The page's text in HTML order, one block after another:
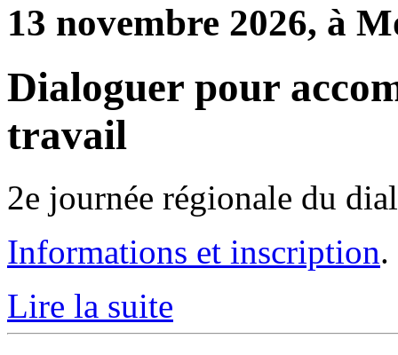
13 novembre 2026, à
Dialoguer pour
travail
2e journée régionale du
Informations et inscription.
Lire la suite